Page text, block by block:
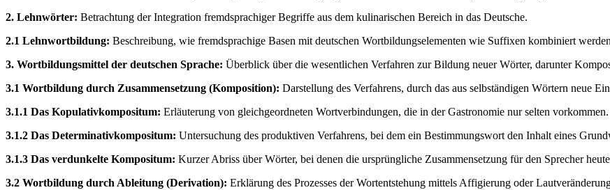
2. Lehnwörter: Betrachtung der Integration fremdsprachiger Begriffe aus dem kulinarischen Bereich in das Deutsche.
2.1 Lehnwortbildung: Beschreibung, wie fremdsprachige Basen mit deutschen Wortbildungselementen wie Suffixen kombiniert
3. Wortbildungsmittel der deutschen Sprache: Überblick über die wesentlichen Verfahren zur Bildung neuer Wörter, darunter
3.1 Wortbildung durch Zusammensetzung (Komposition): Darstellung des Verfahrens, durch das aus selbständigen Wörtern neue
3.1.1 Das Kopulativkompositum: Erläuterung von gleichgeordneten Wortverbindungen, die in der Gastronomie nur selten vorkommen.
3.1.2 Das Determinativkompositum: Untersuchung des produktiven Verfahrens, bei dem ein Bestimmungswort den Inhalt eines
3.1.3 Das verdunkelte Kompositum: Kurzer Abriss über Wörter, bei denen die ursprüngliche Zusammensetzung für den Sprecher
3.2 Wortbildung durch Ableitung (Derivation): Erklärung des Prozesses der Wortentstehung mittels Affigierung oder